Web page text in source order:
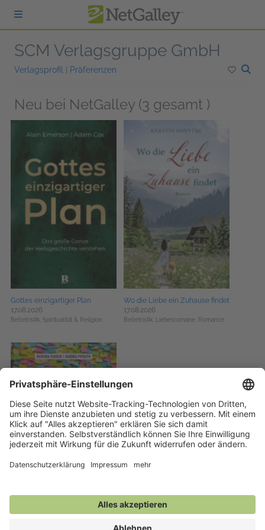
zum Hauptinhalt springen
SCM Verlagsgruppe GmbH
Verlagsprofil Präferenzen
Neu bei NetGalley (3 gesamt )
Gottes einzigartiger Plan
17.08.2026
Belletristik, Spiritualität & Religion
Wo die Liebe ein Zuhause findet
17.08.2026
Belletristik, Liebesromane, Romance